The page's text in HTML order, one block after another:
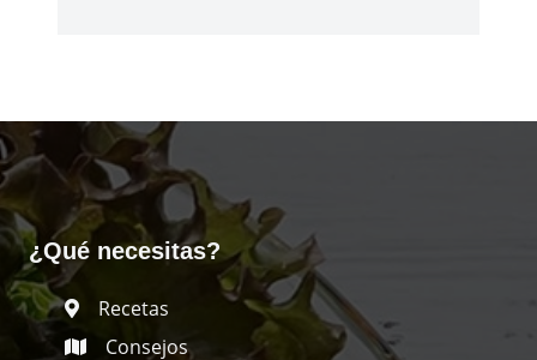
Receta de plato de arroz de
cosecha